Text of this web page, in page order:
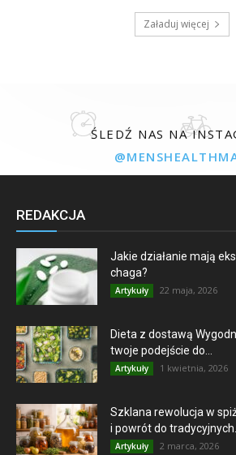
Załaduj więcej
ŚLEDŹ NAS NA
REDAKCJA
Jakie działanie mają
chaga?
Artykuły 22 maja, 2026
Dieta z dostawą
twoje podejście do...
Artykuły 1 kwietnia, 2026
Szklana rewolucja w
i powrót do
Artykuły 2 marca, 2026